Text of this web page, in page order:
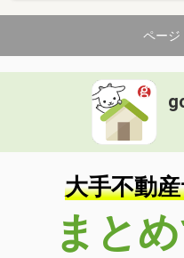
ページ
大手不動
まと